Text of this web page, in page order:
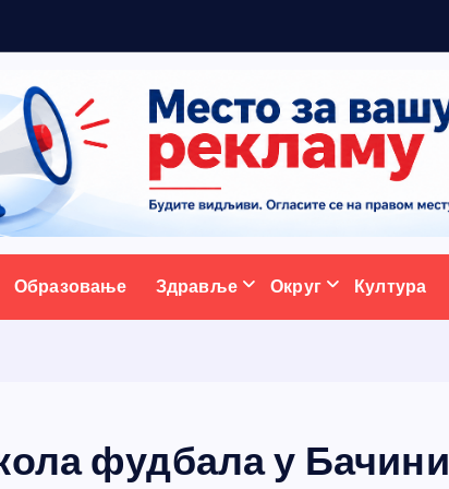
портал
Образовање Здравље Округ Култура
фудбала у Бачини